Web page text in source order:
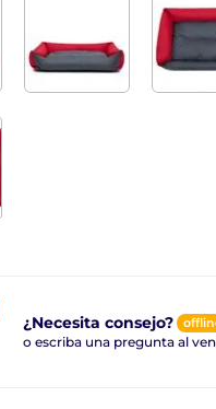
¿Necesita consejo?
o escriba una pregunta al